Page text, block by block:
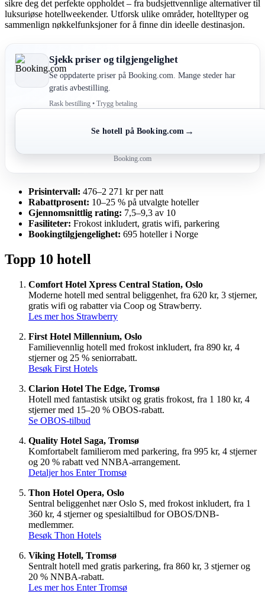
sikre deg det perfekte oppholdet – fra budsjettvennlige alternativer til
luksuriøse hotellweekender. Utforsk ulike områder, hotelltyper og
sammenlign nøkkelfunksjoner for å finne din ideelle destinasjon.
Sjekk priser og tilgjengelighet
Se oppdaterte priser på Booking.com. Mange steder har
gratis avbestilling.
Rask bestilling • Trygg betaling
Se hotell på Booking.com →
Booking.com
Prisintervall: 476–2 271 kr per natt
Rabattprosent: 10–25 % på utvalgte hoteller
Gjennomsnittlig rating: 7,5–9,3 av 10
Fasiliteter: Frokost inkludert, gratis wifi, parkering
Bookingtilgjengelighet: 695 hoteller i Norge
Topp 10 hotell
Comfort Hotel Xpress Central Station, Oslo
Moderne hotell med sentral beliggenhet, fra 620 kr, 3 stjerner,
gratis wifi og rabatter via Coop og Strawberry.
Les mer hos Strawberry
First Hotel Millennium, Oslo
Familievennlig hotell med frokost inkludert, fra 890 kr, 4
stjerner og 25 % seniorrabatt.
Besøk First Hotels
Clarion Hotel The Edge, Tromsø
Hotell med fantastisk utsikt og gratis frokost, fra 1 180 kr, 4
stjerner med 15–20 % OBOS-rabatt.
Se OBOS-tilbud
Quality Hotel Saga, Tromsø
Komfortabelt familierom med parkering, fra 995 kr, 4 stjerner
og 20 % rabatt ved NNBA-arrangement.
Detaljer hos Enter Tromsø
Thon Hotel Opera, Oslo
Sentral beliggenhet nær Oslo S, med frokost inkludert, fra 1
360 kr, 4 stjerner og spesialtilbud for OBOS/DNB-
medlemmer.
Besøk Thon Hotels
Viking Hotell, Tromsø
Sentralt hotell med gratis parkering, fra 860 kr, 3 stjerner og
20 % NNBA-rabatt.
Les mer hos Enter Tromsø